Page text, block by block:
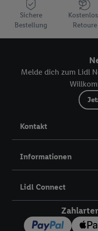
Sichere
Bestellung
Retoure
Melde dich zum Lidl
Kontakt
Informationen
Lidl Connect